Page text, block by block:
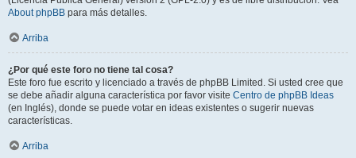
About phpBB para más detalles.
Arriba
¿Por qué este foro no tiene tal cosa?
Este foro fue escrito y licenciado a través de phpBB Limited. Si usted cree que
se debe añadir alguna característica por favor visite Centro de phpBB Ideas
(en Inglés), donde se puede votar en ideas existentes o sugerir nuevas
características.
Arriba